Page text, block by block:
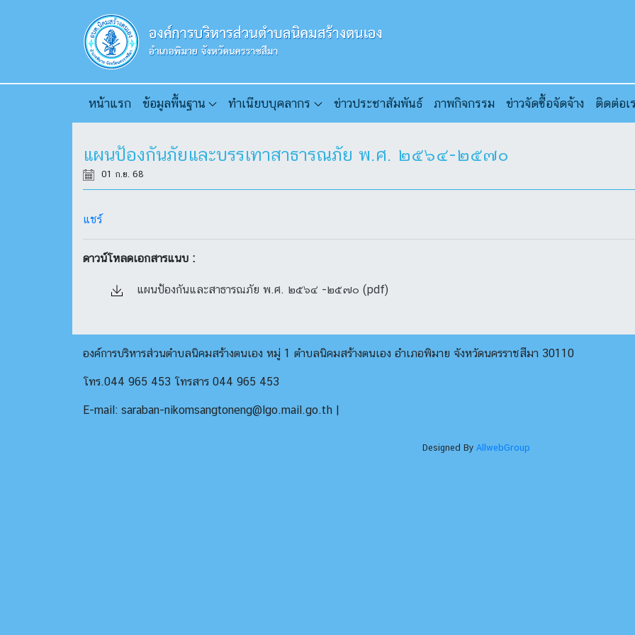
หน้าแรก ข้อมูลพื้นฐาน ทำเนียบบุคลากร ข่าวประชาสัมพันธ์ ภาพกิจกรรม ข่าวจัดซื้อจัดจ้าง ติดต่อเ
แผนป้องกันภัยและบรรเทาสาธารณภัย พ.ศ. ๒๕๖๔-๒๕๗๐
01 ก.ย. 68
แชร์
ดาวน์โหลดเอกสารแนบ :
แผนป้องกันและสาธารณภัย พ.ศ. ๒๕๖๔ -๒๕๗๐ (pdf)
องค์การบริหารส่วนตำบลนิคมสร้างตนเอง หมู่ 1 ตำบลนิคมสร้างตนเอง อำเภอพิมาย จังหวัดนครราชสีมา 30110
โทร.044 965 453 โทรสาร 044 965 453
E-mail: saraban-nikomsangtoneng@lgo.mail.go.th |
Designed By AllwebGroup